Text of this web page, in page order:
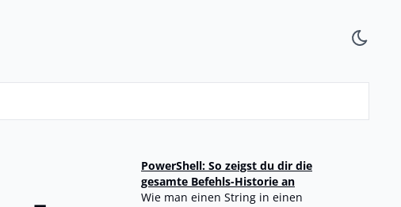
PowerShell: So zeigst du dir die
gesamte Befehls-Historie an
Wie man einen String in einen